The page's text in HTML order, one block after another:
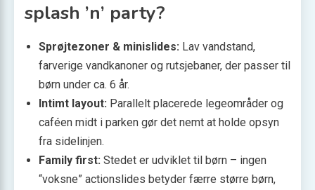
splash ’n’ party?
Sprøjtezoner & minislides: Lav vandstand,
farverige vandkanoner og rutsjebaner, der passer til
børn under ca. 6 år.
Intimt layout: Parallelt placerede legeområder og
caféen midt i parken gør det nemt at holde opsyn
fra sidelinjen.
Family first: Stedet er udviklet til børn – ingen
“voksne” actionslides betyder færre større børn,